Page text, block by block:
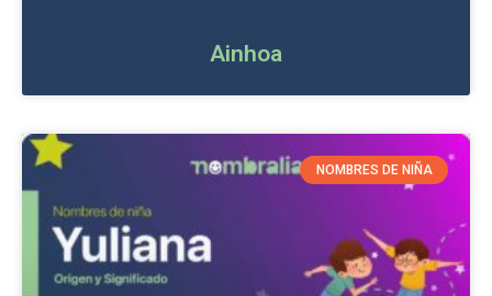
Ainhoa
NOMBRES DE NIÑA